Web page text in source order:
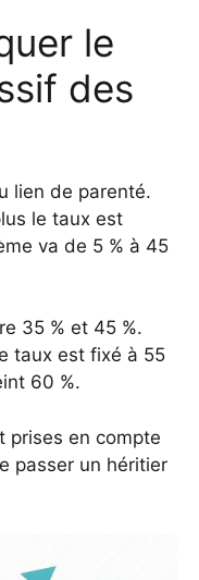
le
des
lien de parenté.
le taux est
va de 5 % à 45
35 % et 45 %.
taux est fixé à 55
60 %.
prises en compte
passer un héritier